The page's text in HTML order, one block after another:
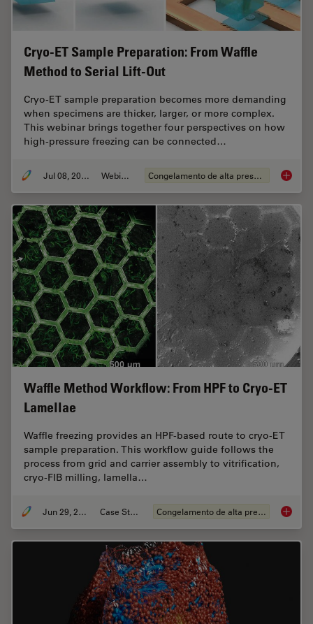
Cryo-ET Sample Preparation: From Waffle
Method to Serial Lift-Out
Cryo-ET sample preparation becomes more demanding
when specimens are thicker, larger, or more complex.
This webinar brings together four perspectives on how
high-pressure freezing can be connected…
Jul 08, 2026 Webinar Congelamento de alta pressão Cryo-
Waffle Method Workflow: From HPF to Cryo-ET
Lamellae
Waffle freezing provides an HPF-based route to cryo-ET
sample preparation. This workflow guide follows the
process from grid and carrier assembly to vitrification,
cryo-FIB milling, lamella…
Jun 29, 2026 Case Study Congelamento de alta pressão Waffle